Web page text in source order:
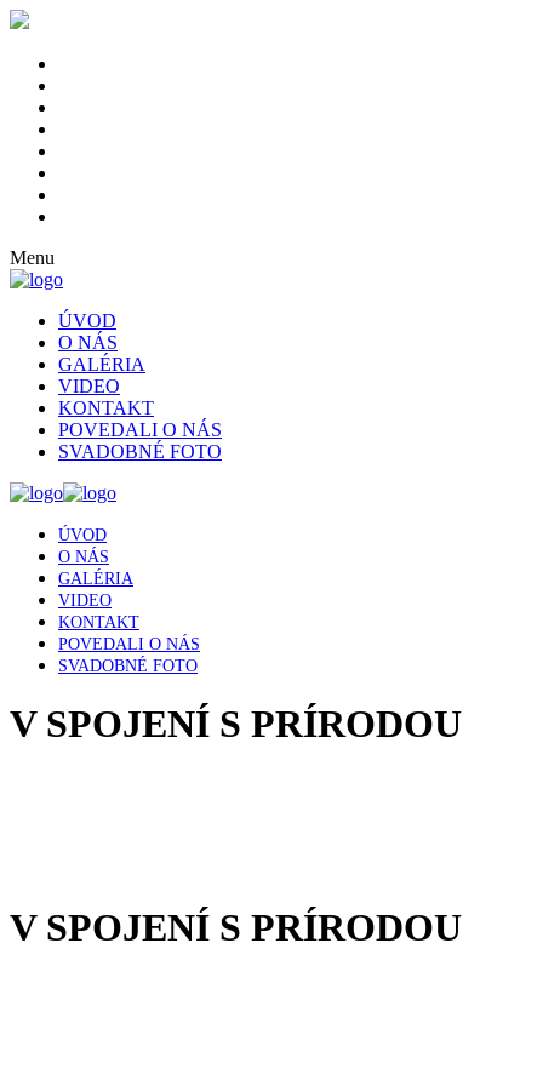
Menu
ÚVOD
O NÁS
GALÉRIA
VIDEO
KONTAKT
POVEDALI O NÁS
SVADOBNÉ FOTO
ÚVOD
O NÁS
GALÉRIA
VIDEO
KONTAKT
POVEDALI O NÁS
SVADOBNÉ FOTO
V SPOJENÍ S PRÍRODOU
V SPOJENÍ S PRÍRODOU